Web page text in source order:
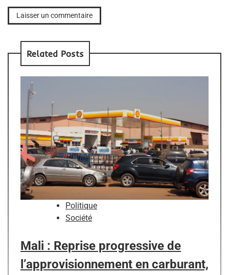
Related Posts
Politique
Société
Mali : Reprise progressive de
l’approvisionnement en carburant,